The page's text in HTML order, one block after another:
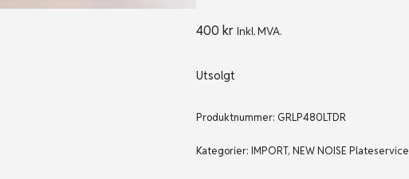
400 kr Inkl. MVA.
Utsolgt
Produktnummer: GRLP480LTDR
Kategorier:IMPORT,NEW NOISE Plateservice